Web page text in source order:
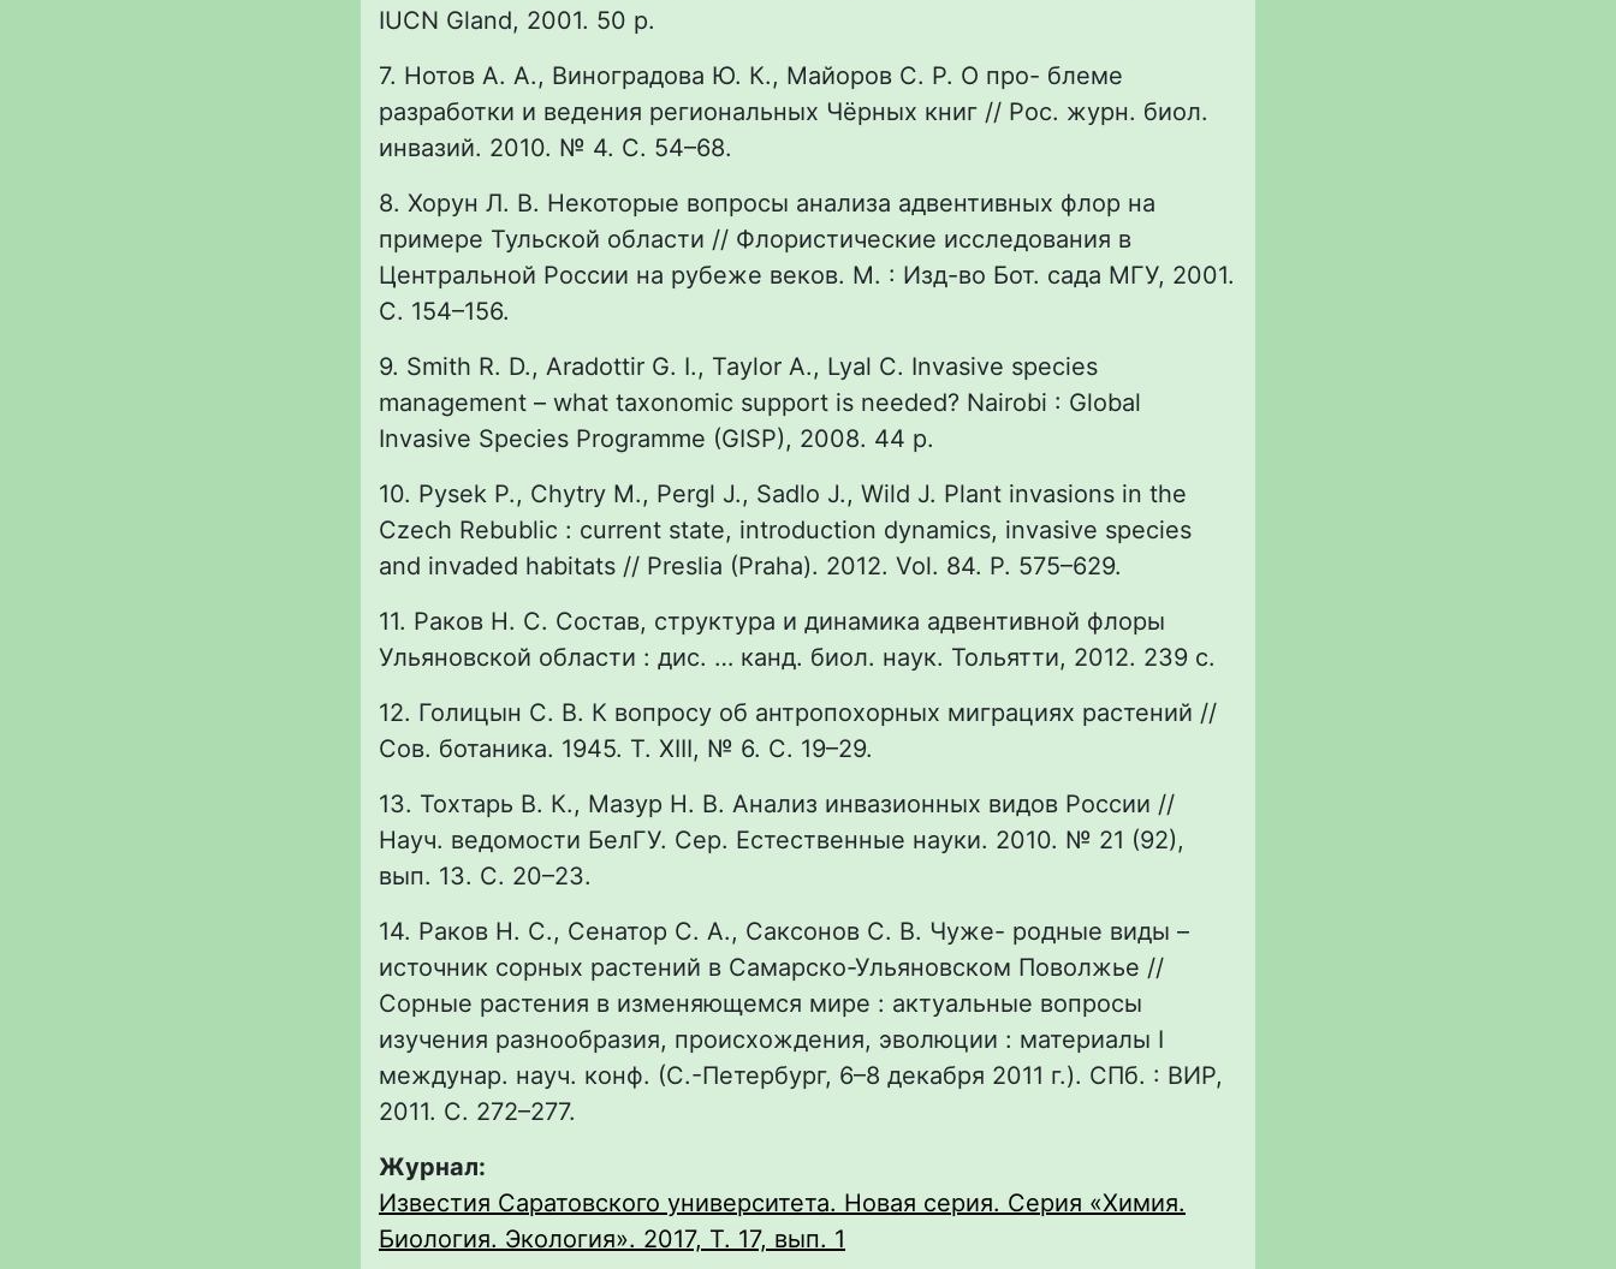
IUCN Gland, 2001. 50 p.
7. Нотов А. А., Виноградова Ю. К., Майоров С. Р. О про- блеме
разработки и ведения региональных Чёрных книг // Рос. журн. биол.
инвазий. 2010. № 4. С. 54–68.
8. Хорун Л. В. Некоторые вопросы анализа адвентивных флор на
примере Тульской области // Флористические исследования в
Центральной России на рубеже веков. М. : Изд-во Бот. сада МГУ, 2001.
С. 154–156.
9. Smith R. D., Aradottir G. I., Taylor A., Lyal C. Invasive species
management – what taxonomic support is needed? Nairobi : Global
Invasive Species Programme (GISP), 2008. 44 p.
10. Pysek P., Chytry M., Pergl J., Sadlo J., Wild J. Plant invasions in the
Czech Rebublic : current state, introduction dynamics, invasive species
and invaded habitats // Preslia (Praha). 2012. Vol. 84. P. 575–629.
11. Раков Н. С. Состав, структура и динамика адвентивной флоры
Ульяновской области : дис. … канд. биол. наук. Тольятти, 2012. 239 с.
12. Голицын С. В. К вопросу об антропохорных миграциях растений //
Сов. ботаника. 1945. Т. XIII, № 6. С. 19–29.
13. Тохтарь В. К., Мазур Н. В. Анализ инвазионных видов России //
Науч. ведомости БелГУ. Сер. Естественные науки. 2010. № 21 (92),
вып. 13. С. 20–23.
14. Раков Н. С., Сенатор С. А., Саксонов С. В. Чуже- родные виды –
источник сорных растений в Самарско-Ульяновском Поволжье //
Сорные растения в изменяющемся мире : актуальные вопросы
изучения разнообразия, происхождения, эволюции : материалы I
междунар. науч. конф. (С.-Петербург, 6–8 декабря 2011 г.). СПб. : ВИР,
2011. С. 272–277.
Журнал:
Известия Саратовского университета. Новая серия. Серия «Химия.
Биология. Экология». 2017, Т. 17, вып. 1